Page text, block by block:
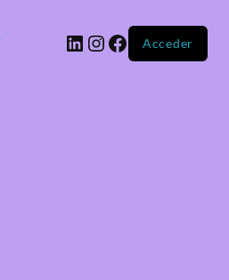
Acceder